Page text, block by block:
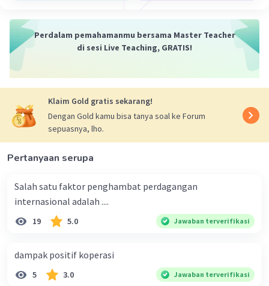
Perdalam pemahamanmu bersama Master Teacher
di sesi Live Teaching, GRATIS!
Klaim Gold gratis sekarang!
Dengan Gold kamu bisa tanya soal ke Forum
sepuasnya, lho.
Pertanyaan serupa
Salah satu faktor penghambat perdagangan
internasional adalah ....
19 5.0 Jawaban terverifikasi
dampak positif koperasi
5 3.0 Jawaban terverifikasi